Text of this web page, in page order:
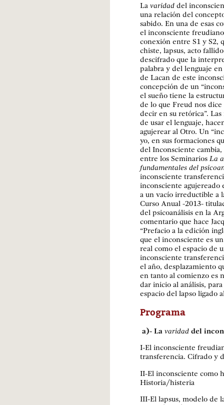
La varidad del
una relación del
sabido. En una de esas
el inconsciente
conexión entre S1 y S2,
chiste, lapsus, acto
descifrado que la
palabra y del lenguaje
de Lacan de este
concepción de un
el sueño tiene la
de lo que Freud nos
decir en su retórica”.
de usar el lenguaje,
agujerear al Otro. Un
yo, en sus formaciones
del Inconsciente
entre los Seminarios La
fundamentales del
inconsciente
inconsciente agujereado
a un vacío irreductible a
Curso Anual -2013-
del psicoanálisis en la
comentario que hace
“Prefacio a la edición
que el inconsciente es
real como el espacio de
inconsciente
el año, desplazamiento
en tanto al comienzo es
dar inicio al análisis,
espacio del lapso ligado
Programa
a)- La varidad del
I-El inconsciente
transferencia. Cifrado y
II-El inconsciente como
Historia/histeria
III-El lapsus, modelo de